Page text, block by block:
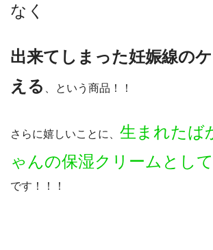
なく
出来てしまった妊娠線の
える
、という商品！！
さらに嬉しいことに、 生まれたば
ゃんの保湿クリームとし
です！！！